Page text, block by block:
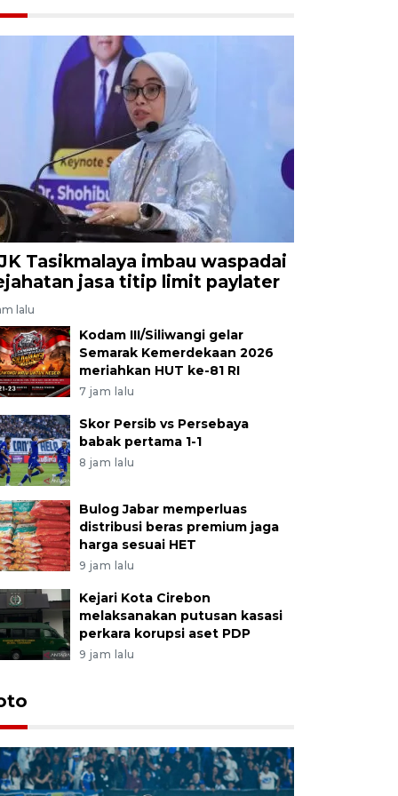
Tasikmalaya imbau waspadai
jasa titip limit paylater
lalu
Kodam III/Siliwangi gelar
Semarak Kemerdekaan 2026
meriahkan HUT ke-81 RI
7 jam lalu
Skor Persib vs Persebaya
babak pertama 1-1
8 jam lalu
Bulog Jabar memperluas
distribusi beras premium jaga
harga sesuai HET
9 jam lalu
Kejari Kota Cirebon
melaksanakan putusan kasasi
perkara korupsi aset PDP
9 jam lalu